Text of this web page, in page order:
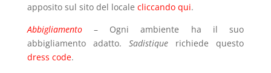
apposito sul sito del locale cliccando qui.
Abbigliamento– Ogni ambiente ha il suo
abbigliamento adatto. Sadistique richiede questo
dress code.